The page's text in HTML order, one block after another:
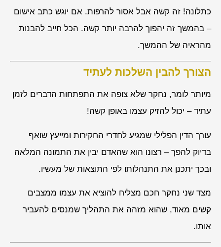
כתלונה! זה קשה אבל אסור להרפות. אם יוגש כתב אישום
– בהמשך זה יהפוך להרבה יותר קשה. הכל חייב להבנות
מהראיה של ההמשך.
הצורך להבין השלכות לעתיד
מיותר לומר, נחקר שלא צופה את התפתחות הדברים לזמן
עתיד – יכול להזיק עצמו באופן קשה!
עורך הדין הפלילי שמגיע לחדרי החקירות ומייעץ שואף
בדיוק להפך – רצונו הוא שהאדם יבין את התמונה המלאה
ובכך יתכנן את התנהלותו לפי התוצאות של מעשיו.
מצד שני נחקר חכם מצליח להוציא את עצמו ממצבים
קשים מאוד, שהוא מזהה את התהליך שמנסים להעביר
אותו.